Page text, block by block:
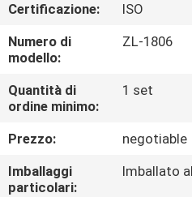
GIRO
DELLA
FABBRICA
CONTROLLO
DI
Certificazione:
ISO
Numero di
modello:
ZL-1806
Quantità di
ordine minimo:
1 set
Prezzo:
negotiable
Imballaggi
particolari:
Imballato